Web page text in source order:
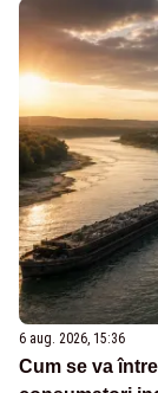
6 aug. 2026, 15:36
Cum se va